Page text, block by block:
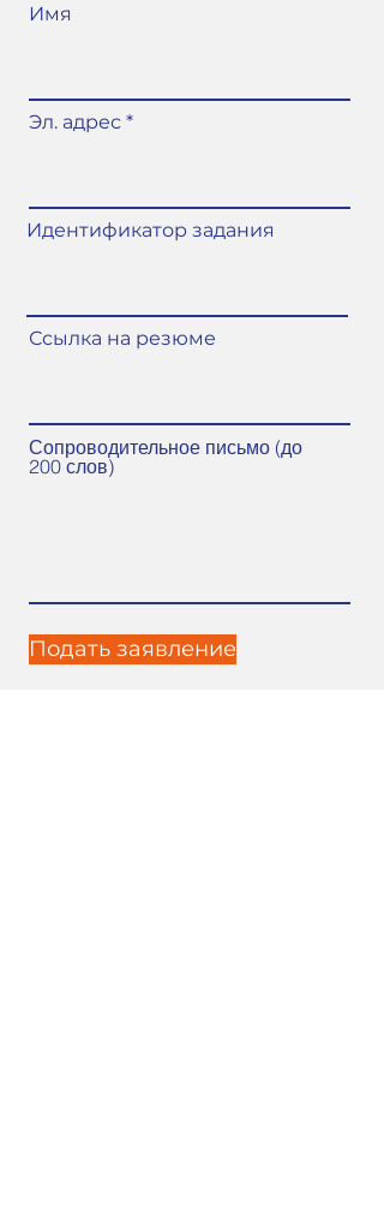
Имя
Эл. адрес
Идентификатор задания
Ссылка на резюме
Сопроводительное письмо (до
200 слов)
Подать заявление